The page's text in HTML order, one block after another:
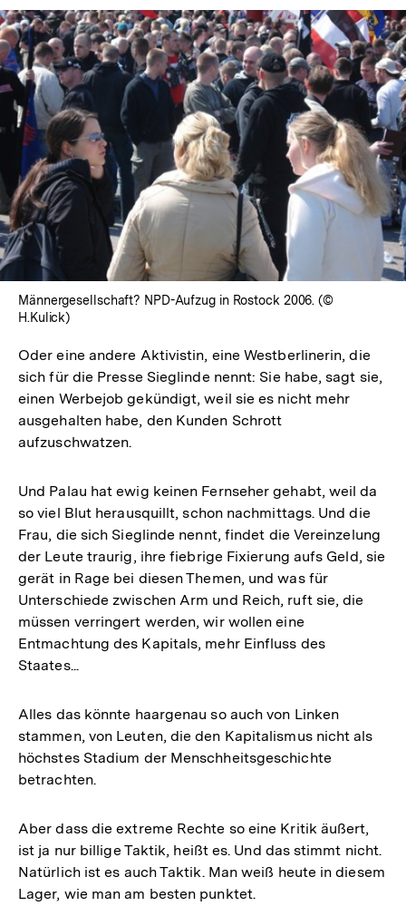
In
Lightbox
öffnen
Männergesellschaft? NPD-Aufzug in Rostock 2006. (©
H.Kulick)
Oder eine andere Aktivistin, eine Westberlinerin, die
sich für die Presse Sieglinde nennt: Sie habe, sagt sie,
einen Werbejob gekündigt, weil sie es nicht mehr
ausgehalten habe, den Kunden Schrott
aufzuschwatzen.
Und Palau hat ewig keinen Fernseher gehabt, weil da
so viel Blut herausquillt, schon nachmittags. Und die
Frau, die sich Sieglinde nennt, findet die Vereinzelung
der Leute traurig, ihre fiebrige Fixierung aufs Geld, sie
gerät in Rage bei diesen Themen, und was für
Unterschiede zwischen Arm und Reich, ruft sie, die
müssen verringert werden, wir wollen eine
Entmachtung des Kapitals, mehr Einfluss des
Staates...
Alles das könnte haargenau so auch von Linken
stammen, von Leuten, die den Kapitalismus nicht als
höchstes Stadium der Menschheitsgeschichte
betrachten.
Aber dass die extreme Rechte so eine Kritik äußert,
ist ja nur billige Taktik, heißt es. Und das stimmt nicht.
Natürlich ist es auch Taktik. Man weiß heute in diesem
Lager, wie man am besten punktet.